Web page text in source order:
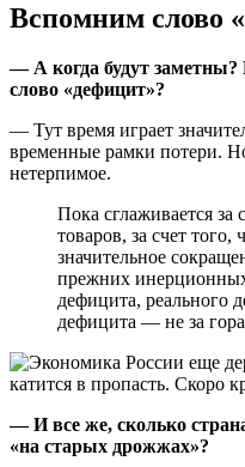
Вспомним слово
— А когда будут заметны?
слово «дефицит»?
— Тут время играет
временные рамки потери.
нетерпимое.
Пока сглаживается за
товаров, за счет того,
значительное
прежних
дефицита, реального
дефицита — не за
— И все же, сколько
«на старых дрожжах»?